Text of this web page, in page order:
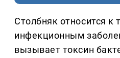
Столбняк относится
инфекционным
вызывает токсин